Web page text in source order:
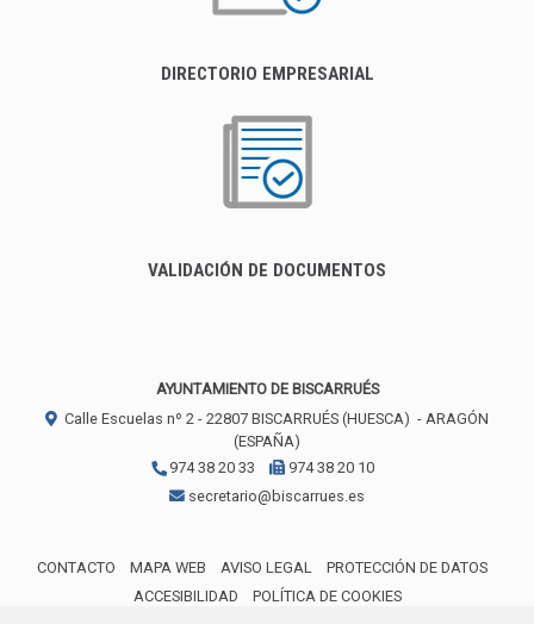
DIRECTORIO EMPRESARIAL
VALIDACIÓN DE DOCUMENTOS
AYUNTAMIENTO DE BISCARRUÉS
Calle Escuelas nº 2 - 22807 BISCARRUÉS (HUESCA) - ARAGÓN
(ESPAÑA)
974 38 20 33
974 38 20 10
secretario@biscarrues.es
CONTACTO MAPA WEB AVISO LEGAL
PROTECCIÓN DE DATOS
ACCESIBILIDAD
POLÍTICA DE COOKIES